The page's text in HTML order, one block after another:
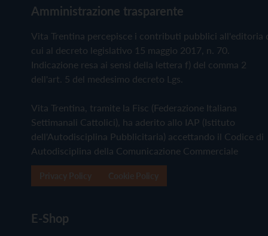
Amministrazione trasparente
Vita Trentina percepisce i contributi pubblici all'editoria
cui al decreto legislativo 15 maggio 2017, n. 70.
Indicazione resa ai sensi della lettera f) del comma 2
dell'art. 5 del medesimo decreto Lgs.
Vita Trentina, tramite la Fisc (Federazione Italiana
Settimanali Cattolici), ha aderito allo IAP (Istituto
dell'Autodisciplina Pubblicitaria) accettando il Codice di
Autodisciplina della Comunicazione Commerciale
E-Shop